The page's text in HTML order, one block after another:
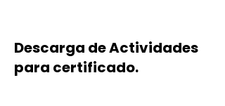
Descarga de Actividades
para certificado.